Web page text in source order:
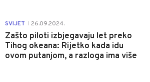
SVIJET 26.09.2024.
Zašto piloti izbjegavaju let preko
Tihog okeana: Rijetko kada idu
ovom putanjom, a razloga ima više